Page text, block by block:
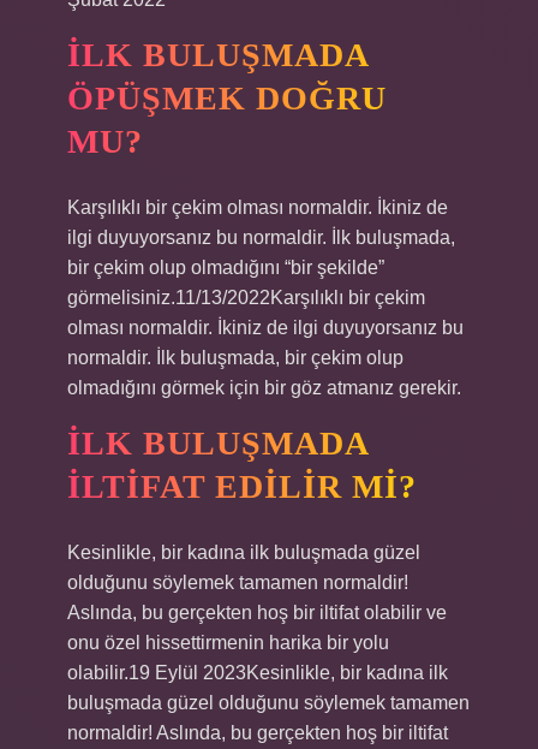
İLK BULUŞMADA
ÖPÜŞMEK DOĞRU
MU?
Karşılıklı bir çekim olması normaldir. İkiniz de
ilgi duyuyorsanız bu normaldir. İlk buluşmada,
bir çekim olup olmadığını “bir şekilde”
görmelisiniz.11/13/2022Karşılıklı bir çekim
olması normaldir. İkiniz de ilgi duyuyorsanız bu
normaldir. İlk buluşmada, bir çekim olup
olmadığını görmek için bir göz atmanız gerekir.
İLK BULUŞMADA
ILTIFAT EDILIR MI?
Kesinlikle, bir kadına ilk buluşmada güzel
olduğunu söylemek tamamen normaldir!
Aslında, bu gerçekten hoş bir iltifat olabilir ve
onu özel hissettirmenin harika bir yolu
olabilir.19 Eylül 2023Kesinlikle, bir kadına ilk
buluşmada güzel olduğunu söylemek tamamen
normaldir! Aslında, bu gerçekten hoş bir iltifat